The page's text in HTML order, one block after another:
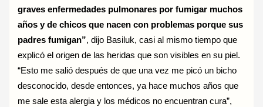
graves enfermedades pulmonares por fumigar muchos
años y de chicos que nacen con problemas porque sus
padres fumigan”, dijo Basiluk, casi al mismo tiempo que
explicó el origen de las heridas que son visibles en su piel.
“Esto me salió después de que una vez me picó un bicho
desconocido, desde entonces, ya hace muchos años que
me sale esta alergia y los médicos no encuentran cura”,